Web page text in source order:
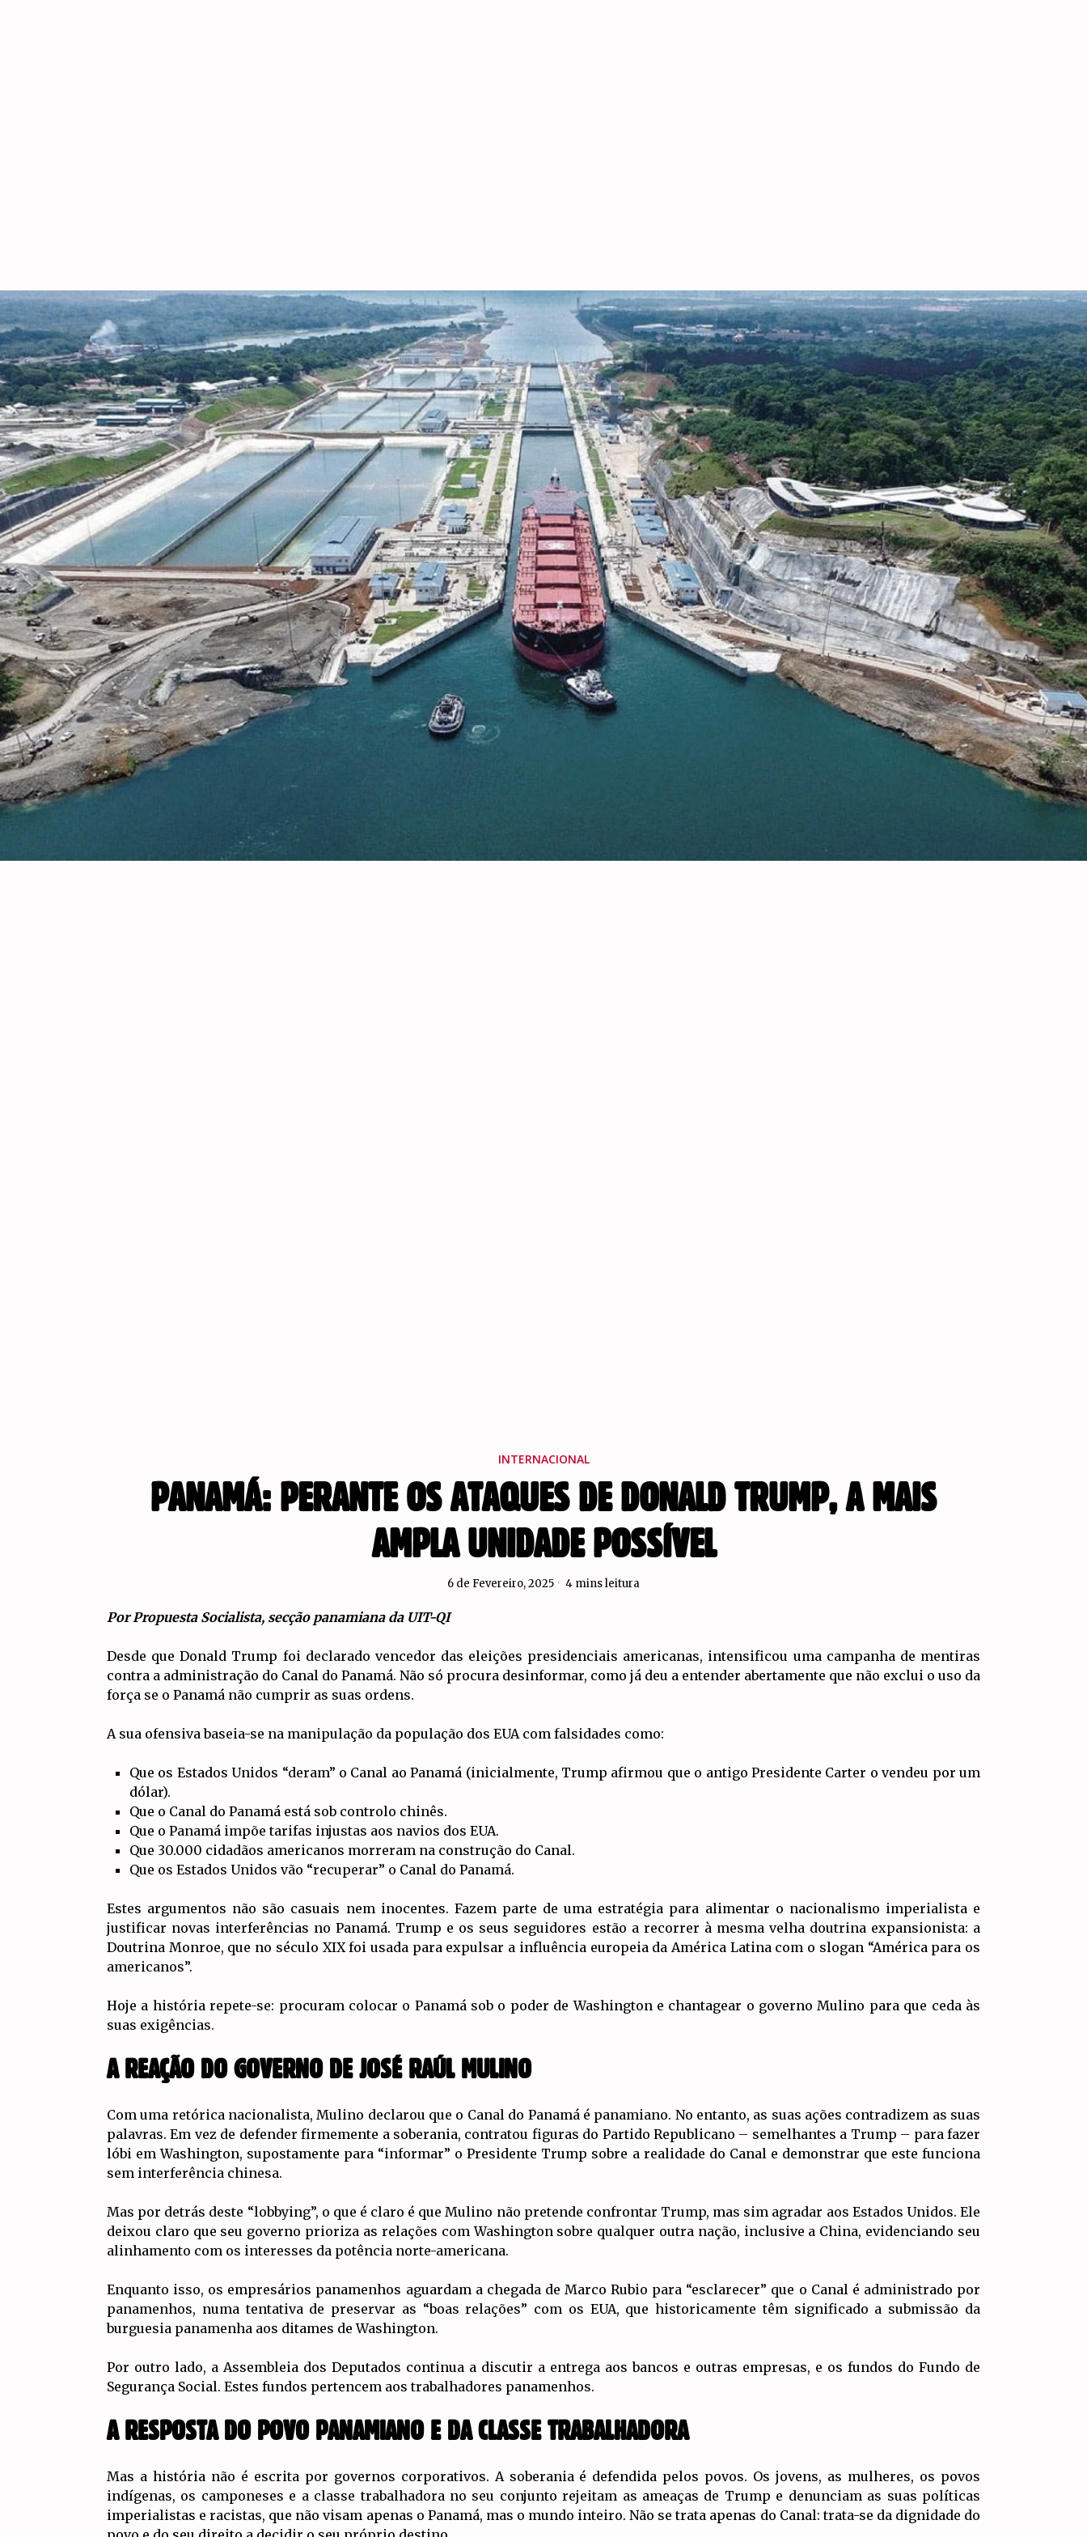
INTERNACIONAL
PANAMÁ: PERANTE OS ATAQUES DE DONALD TRUMP, A MAIS
AMPLA UNIDADE POSSÍVEL
6 de Fevereiro, 2025 4 mins leitura
Por Propuesta Socialista, secção panamiana da UIT-QI
Desde que Donald Trump foi declarado vencedor das eleições presidenciais americanas, intensificou uma campanha de mentiras
contra a administração do Canal do Panamá. Não só procura desinformar, como já deu a entender abertamente que não exclui o uso da
força se o Panamá não cumprir as suas ordens.
A sua ofensiva baseia-se na manipulação da população dos EUA com falsidades como:
Que os Estados Unidos “deram” o Canal ao Panamá (inicialmente, Trump afirmou que o antigo Presidente Carter o vendeu por um
dólar).
Que o Canal do Panamá está sob controlo chinês.
Que o Panamá impõe tarifas injustas aos navios dos EUA.
Que 30.000 cidadãos americanos morreram na construção do Canal.
Que os Estados Unidos vão “recuperar” o Canal do Panamá.
Estes argumentos não são casuais nem inocentes. Fazem parte de uma estratégia para alimentar o nacionalismo imperialista e
justificar novas interferências no Panamá. Trump e os seus seguidores estão a recorrer à mesma velha doutrina expansionista: a
Doutrina Monroe, que no século XIX foi usada para expulsar a influência europeia da América Latina com o slogan “América para os
americanos”.
Hoje a história repete-se: procuram colocar o Panamá sob o poder de Washington e chantagear o governo Mulino para que ceda às
suas exigências.
A REAÇÃO DO GOVERNO DE JOSÉ RAÚL MULINO
Com uma retórica nacionalista, Mulino declarou que o Canal do Panamá é panamiano. No entanto, as suas ações contradizem as suas
palavras. Em vez de defender firmemente a soberania, contratou figuras do Partido Republicano – semelhantes a Trump – para fazer
lóbi em Washington, supostamente para “informar” o Presidente Trump sobre a realidade do Canal e demonstrar que este funciona
sem interferência chinesa.
Mas por detrás deste “lobbying”, o que é claro é que Mulino não pretende confrontar Trump, mas sim agradar aos Estados Unidos. Ele
deixou claro que seu governo prioriza as relações com Washington sobre qualquer outra nação, inclusive a China, evidenciando seu
alinhamento com os interesses da potência norte-americana.
Enquanto isso, os empresários panamenhos aguardam a chegada de Marco Rubio para “esclarecer” que o Canal é administrado por
panamenhos, numa tentativa de preservar as “boas relações” com os EUA, que historicamente têm significado a submissão da
burguesia panamenha aos ditames de Washington.
Por outro lado, a Assembleia dos Deputados continua a discutir a entrega aos bancos e outras empresas, e os fundos do Fundo de
Segurança Social. Estes fundos pertencem aos trabalhadores panamenhos.
A RESPOSTA DO POVO PANAMIANO E DA CLASSE TRABALHADORA
Mas a história não é escrita por governos corporativos. A soberania é defendida pelos povos. Os jovens, as mulheres, os povos
indígenas, os camponeses e a classe trabalhadora no seu conjunto rejeitam as ameaças de Trump e denunciam as suas políticas
imperialistas e racistas, que não visam apenas o Panamá, mas o mundo inteiro. Não se trata apenas do Canal: trata-se da dignidade do